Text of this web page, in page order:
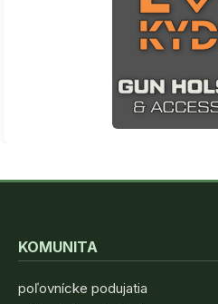
KOMUNITA
poľovnícke podujatia